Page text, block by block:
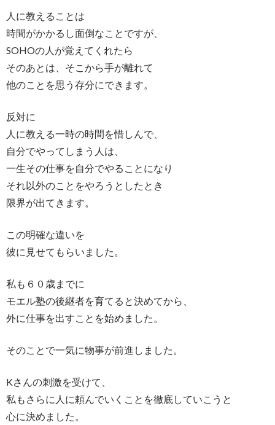
人に教えることは
時間がかかるし面倒なことですが、
SOHOの人が覚えてくれたら
そのあとは、そこから手が離れて
他のことを思う存分にできます。
反対に
人に教える一時の時間を惜しんで、
自分でやってしまう人は、
一生その仕事を自分でやることになり
それ以外のことをやろうとしたとき
限界が出てきます。
この明確な違いを
彼に見せてもらいました。
私も６０歳までに
モエル塾の後継者を育てると決めてから、
外に仕事を出すことを始めました。
そのことで一気に物事が前進しました。
Kさんの刺激を受けて、
私もさらに人に頼んでいくことを徹底していこうと
心に決めました。